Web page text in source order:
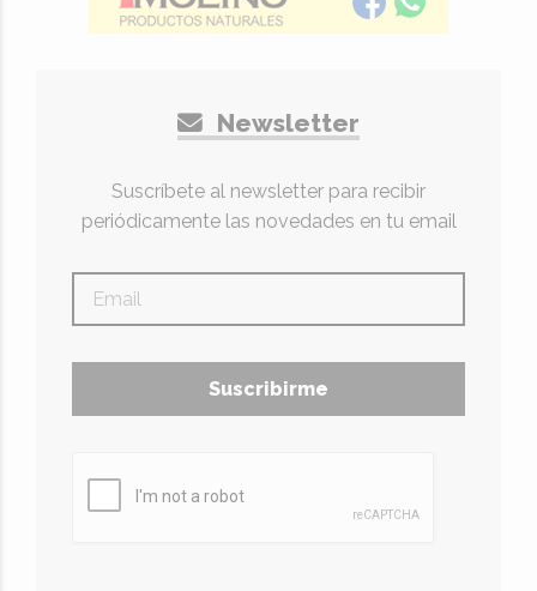
Newsletter
Suscríbete al newsletter para recibir
periódicamente las novedades en tu email
Suscribirme